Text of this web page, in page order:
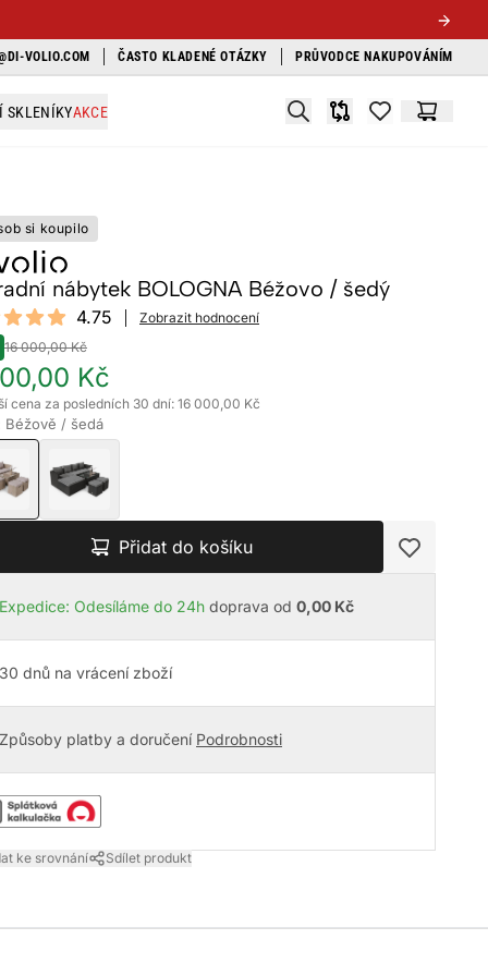
VOLIO.COM ČASTO KLADENÉ OTÁZKY PRŮVODCE NAKUPOVÁNÍM
SKLENÍKYAKCE SearchSrovnávačitems inKošík
si koupilo
nábytek BOLOGNA Béžovo / šedý
of 5 stars 4.75
Zobrazit hodnocení
16 000,00 Kč
Kč
cena za posledních 30 dní: 16 000,00 Kč
Béžově / šedá
Přidat do košíku
Expedice: Odesíláme do 24h doprava od 0,00 Kč
30 dnů na vrácení zboží
Způsoby platby a doručení Podrobnosti
ke srovnání Sdílet produkt